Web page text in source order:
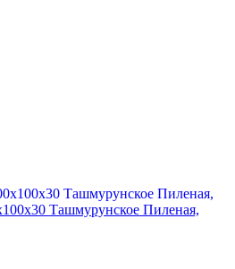
Ташмурунское Пиленая,